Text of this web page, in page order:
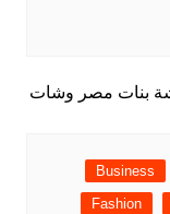
Business
Fashion